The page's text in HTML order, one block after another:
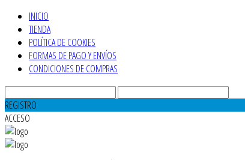
INICIO
TIENDA
POLÍTICA DE COOKIES
FORMAS DE PAGO Y ENVÍOS
CONDICIONES DE COMPRAS
REGISTRO
ACCESO